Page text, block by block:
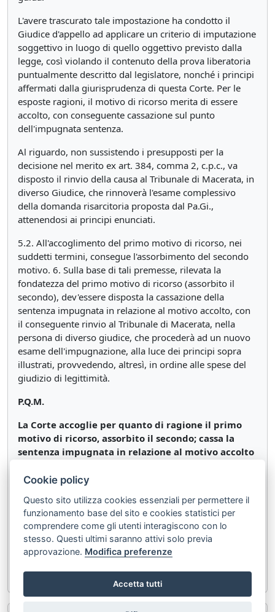
L'avere trascurato tale impostazione ha condotto il
Giudice d'appello ad applicare un criterio di imputazione
soggettivo in luogo di quello oggettivo previsto dalla
legge, così violando il contenuto della prova liberatoria
puntualmente descritto dal legislatore, nonché i principi
affermati dalla giurisprudenza di questa Corte. Per le
esposte ragioni, il motivo di ricorso merita di essere
accolto, con conseguente cassazione sul punto
dell'impugnata sentenza.
Al riguardo, non sussistendo i presupposti per la
decisione nel merito ex art. 384, comma 2, c.p.c., va
disposto il rinvio della causa al Tribunale di Macerata, in
diverso Giudice, che rinnoverà l'esame complessivo
della domanda risarcitoria proposta dal Pa.Gi.,
attenendosi ai principi enunciati.
5.2. All'accoglimento del primo motivo di ricorso, nei
suddetti termini, consegue l'assorbimento del secondo
motivo. 6. Sulla base di tali premesse, rilevata la
fondatezza del primo motivo di ricorso (assorbito il
secondo), dev'essere disposta la cassazione della
sentenza impugnata in relazione al motivo accolto, con
il conseguente rinvio al Tribunale di Macerata, nella
persona di diverso giudice, che procederà ad un nuovo
esame dell'impugnazione, alla luce dei principi sopra
illustrati, provvedendo, altresì, in ordine alle spese del
giudizio di legittimità.
P.Q.M.
La Corte accoglie per quanto di ragione il primo
motivo di ricorso, assorbito il secondo; cassa la
sentenza impugnata in relazione al motivo accolto
legittimità, al Tribunale di Macerata, in persona di
Così deciso in Roma, nella Camera di consiglio della
Sezione Terza Civile della Corte suprema di Cassazione
in data 20 giugno 2025.
Cookie policy
Questo sito utilizza cookies essenziali per permettere il
funzionamento base del sito e cookies statistici per
comprendere come gli utenti interagiscono con lo
stesso. Questi ultimi saranno attivi solo previa
approvazione. Modifica preferenze
Accetta tutti